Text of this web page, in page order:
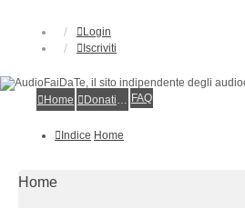
Login
Iscriviti
Home
Donations FAQ
Indice Home
Home